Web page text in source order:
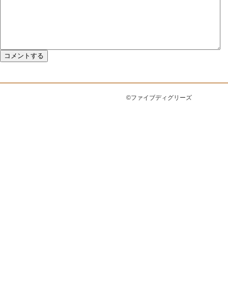
©ファイブディグリーズ